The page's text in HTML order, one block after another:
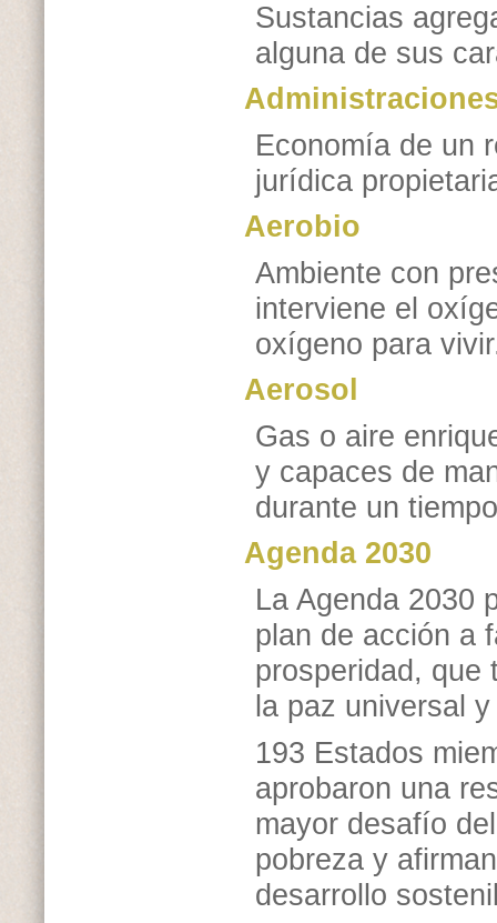
Sustancias
alguna de sus
Economía de un
jurídica
Aerobio
Ambiente con
interviene el
oxígeno para
Aerosol
Gas o aire
y capaces de
durante un
Agenda 2030
La Agenda 2030
plan de acción a
prosperidad, que
la paz universal
193 Estados
aprobaron una
mayor desafío
pobreza y
desarrollo